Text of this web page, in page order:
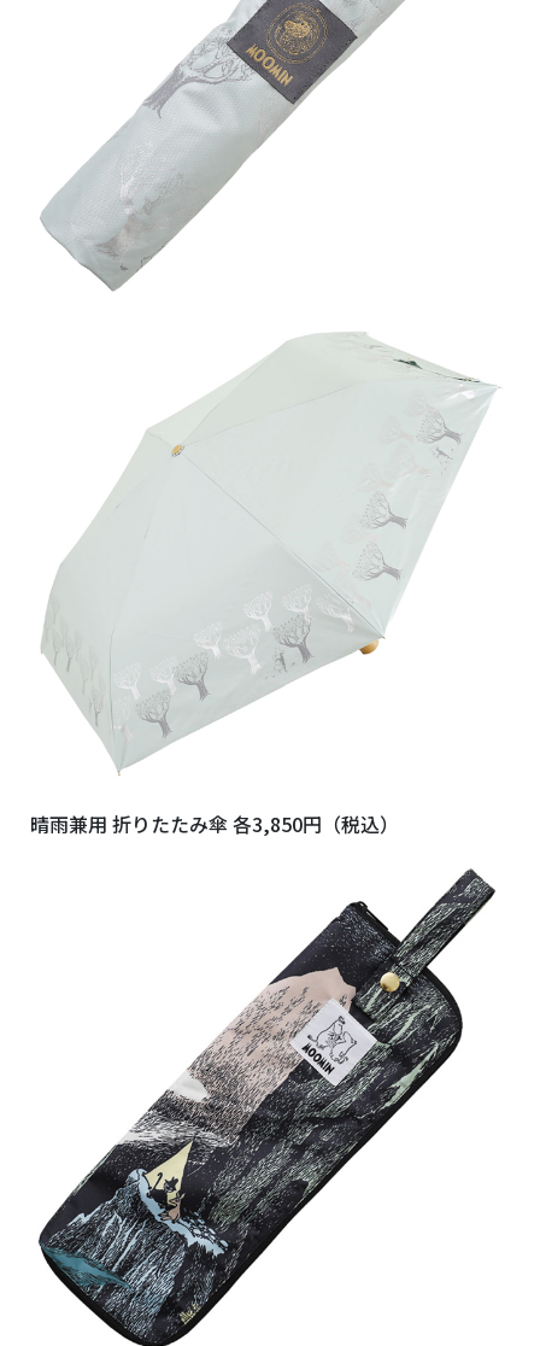
晴雨兼用 折りたたみ傘 各3,850円（税込）